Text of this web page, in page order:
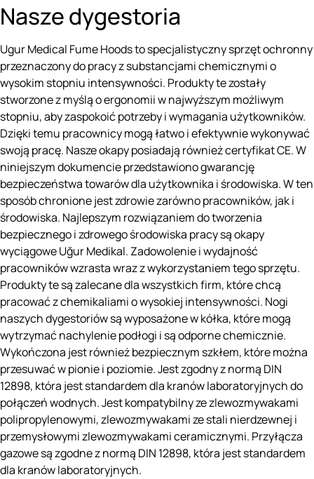
Nasze dygestoria
Ugur Medical Fume Hoods to specjalistyczny sprzęt ochronny
przeznaczony do pracy z substancjami chemicznymi o
wysokim stopniu intensywności. Produkty te zostały
stworzone z myślą o ergonomii w najwyższym możliwym
stopniu, aby zaspokoić potrzeby i wymagania użytkowników.
Dzięki temu pracownicy mogą łatwo i efektywnie wykonywać
swoją pracę. Nasze okapy posiadają również certyfikat CE. W
niniejszym dokumencie przedstawiono gwarancję
bezpieczeństwa towarów dla użytkownika i środowiska. W ten
sposób chronione jest zdrowie zarówno pracowników, jak i
środowiska. Najlepszym rozwiązaniem do tworzenia
bezpiecznego i zdrowego środowiska pracy są okapy
wyciągowe Uğur Medikal. Zadowolenie i wydajność
pracowników wzrasta wraz z wykorzystaniem tego sprzętu.
Produkty te są zalecane dla wszystkich firm, które chcą
pracować z chemikaliami o wysokiej intensywności. Nogi
naszych dygestoriów są wyposażone w kółka, które mogą
wytrzymać nachylenie podłogi i są odporne chemicznie.
Wykończona jest również bezpiecznym szkłem, które można
przesuwać w pionie i poziomie. Jest zgodny z normą DIN
12898, która jest standardem dla kranów laboratoryjnych do
połączeń wodnych. Jest kompatybilny ze zlewozmywakami
polipropylenowymi, zlewozmywakami ze stali nierdzewnej i
przemysłowymi zlewozmywakami ceramicznymi. Przyłącza
gazowe są zgodne z normą DIN 12898, która jest standardem
dla kranów laboratoryjnych.